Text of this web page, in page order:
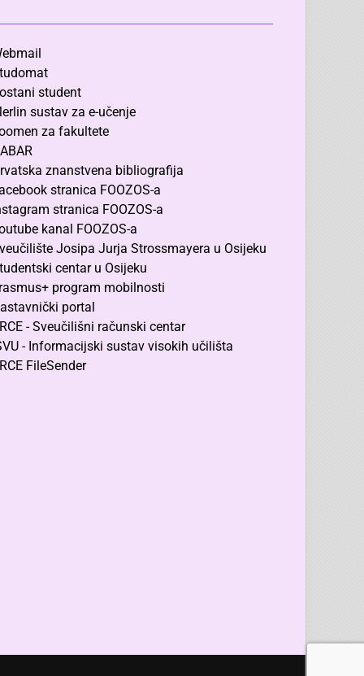
student
sustav za e-učenje
za fakultete
znanstvena bibliografija
stranica FOOZOS-a
stranica FOOZOS-a
kanal FOOZOS-a
Josipa Jurja Strossmayera u Osijeku
centar u Osijeku
program mobilnosti
portal
- Sveučilišni računski centar
- Informacijski sustav visokih učilišta
FileSender